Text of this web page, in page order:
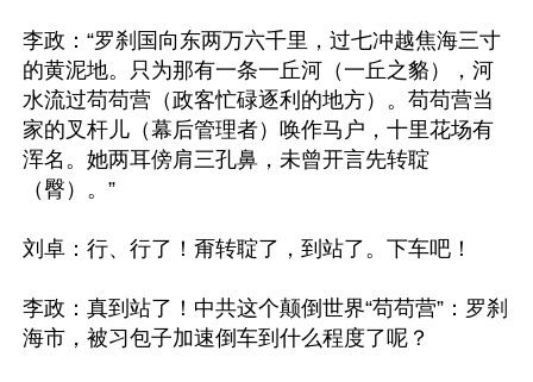
李政：“罗刹国向东两万六千里，过七冲越焦海三寸
的黄泥地。只为那有一条一丘河（一丘之貉），河
水流过苟苟营（政客忙碌逐利的地方）。苟苟营当
家的叉杆儿（幕后管理者）唤作马户，十里花场有
浑名。她两耳傍肩三孔鼻，未曾开言先转聢
（臀）。”
刘卓：行、行了！甭转聢了，到站了。下车吧！
李政：真到站了！中共这个颠倒世界“苟苟营”：罗刹
海市，被习包子加速倒车到什么程度了呢？